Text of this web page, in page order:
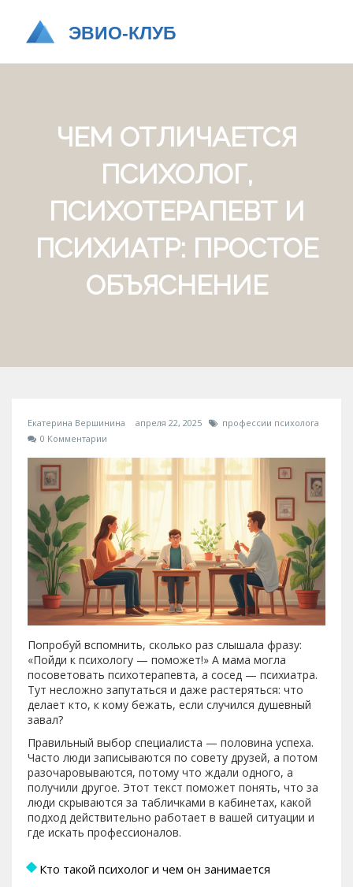
ЧЕМ ОТЛИЧАЕТСЯ
ПСИХОЛОГ,
ПСИХОТЕРАПЕВТ И
ПСИХИАТР: ПРОСТОЕ
ОБЪЯСНЕНИЕ
Екатерина Вершинина апреля 22, 2025
профессии психолога
0 Комментарии
Попробуй вспомнить, сколько раз слышала фразу:
«Пойди к психологу — поможет!» А мама могла
посоветовать психотерапевта, а сосед — психиатра.
Тут несложно запутаться и даже растеряться: что
делает кто, к кому бежать, если случился душевный
завал?
Правильный выбор специалиста — половина успеха.
Часто люди записываются по совету друзей, а потом
разочаровываются, потому что ждали одного, а
получили другое. Этот текст поможет понять, что за
люди скрываются за табличками в кабинетах, какой
подход действительно работает в вашей ситуации и
где искать профессионалов.
Кто такой психолог и чем он занимается